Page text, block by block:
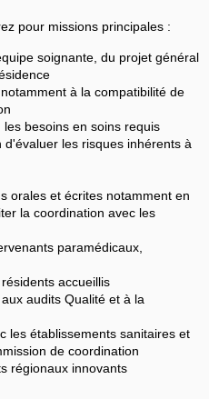
pour missions principales :
soignante, du projet général
à la compatibilité de
besoins en soins requis
les risques inhérents à
orales et écrites notamment en
la coordination avec les
paramédicaux,
accueillis
audits Qualité et à la
les établissements sanitaires et
de coordination
régionaux innovants